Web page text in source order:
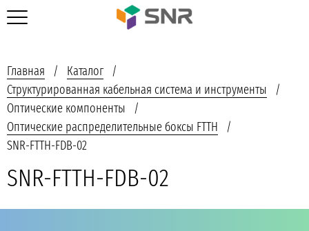
Главная
Каталог
Структурированная кабельная система и инструменты
Оптические компоненты
Оптические распределительные боксы FTTH
SNR-FTTH-FDB-02
SNR-FTTH-FDB-02